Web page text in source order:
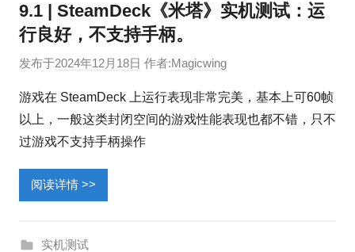
9.1 | SteamDeck《米塔》实机测试：运
行良好，不支持手柄。
发布于2024年12月18日 作者:Magicwing
游戏在 SteamDeck 上运行表现非常完美，基本上可60帧
以上，一般这类封闭空间的游戏性能表现也都不错，只不
过游戏不支持手柄操作
阅读详情 >>
实机测试